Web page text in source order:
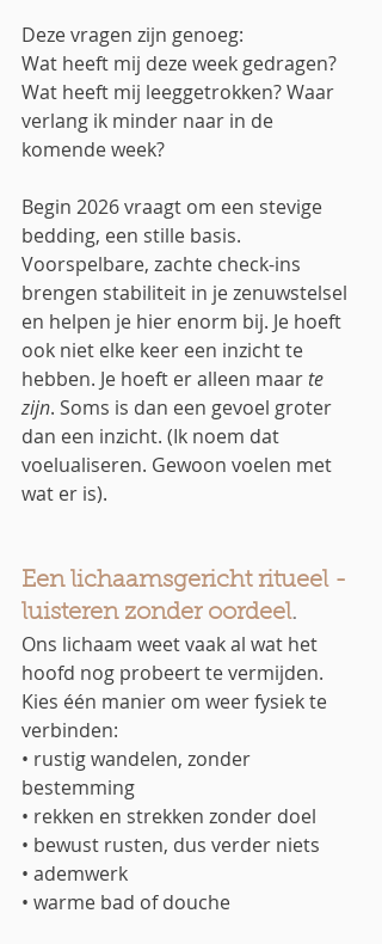
Deze vragen zijn genoeg:
Wat heeft mij deze week gedragen?
Wat heeft mij leeggetrokken? Waar
verlang ik minder naar in de
komende week?
Begin 2026 vraagt om een stevige
bedding, een stille basis.
Voorspelbare, zachte check-ins
brengen stabiliteit in je zenuwstelsel
en helpen je hier enorm bij. Je hoeft
ook niet elke keer een inzicht te
hebben. Je hoeft er alleen maar te
zijn. Soms is dan een gevoel groter
dan een inzicht. (Ik noem dat
voelualiseren. Gewoon voelen met
wat er is).
Een lichaamsgericht ritueel -
luisteren zonder oordeel.
Ons lichaam weet vaak al wat het
hoofd nog probeert te vermijden.
Kies één manier om weer fysiek te
verbinden:
• rustig wandelen, zonder
bestemming
• rekken en strekken zonder doel
• bewust rusten, dus verder niets
• ademwerk
• warme bad of douche